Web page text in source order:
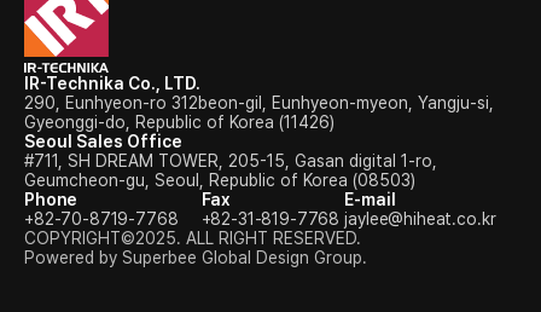
IR-Technika Co., LTD.
290, Eunhyeon-ro 312beon-gil, Eunhyeon-myeon, Yangju-si,
Gyeonggi-do, Republic of Korea (11426)
Seoul Sales Office
#711, SH DREAM TOWER, 205-15, Gasan digital 1-ro,
Geumcheon-gu, Seoul, Republic of Korea (08503)
Phone
+82-70-8719-7768
Fax
+82-31-819-7768
E-mail
jaylee@hiheat.co.kr
COPYRIGHT©2025. ALL RIGHT RESERVED.
Powered by Superbee Global Design Group.